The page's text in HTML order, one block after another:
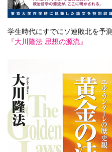
学生時代にすでにソ連敗北を予測
『大川隆法 思想の源流』